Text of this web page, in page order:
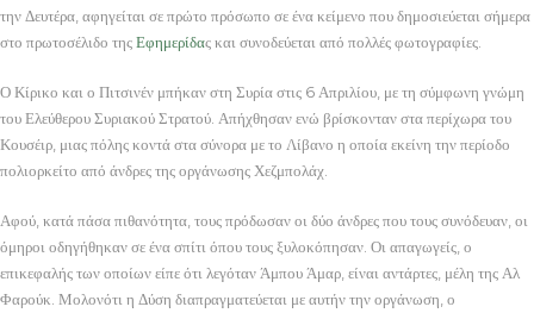
την Δευτέρα, αφηγείται σε πρώτο πρόσωπο σε ένα κείμενο που δημοσιεύεται σήμερα
στο πρωτοσέλιδο τηςΕφημερίδας και συνοδεύεται από πολλές φωτογραφίες.
Ο Κίρικο και ο Πιτσινέν μπήκαν στη Συρία στις 6 Απριλίου, με τη σύμφωνη γνώμη
του Ελεύθερου Συριακού Στρατού. Απήχθησαν ενώ βρίσκονταν στα περίχωρα του
Κουσέιρ, μιας πόλης κοντά στα σύνορα με το Λίβανο η οποία εκείνη την περίοδο
πολιορκείτο από άνδρες της οργάνωσης Χεζμπολάχ.
Αφού, κατά πάσα πιθανότητα, τους πρόδωσαν οι δύο άνδρες που τους συνόδευαν, οι
όμηροι οδηγήθηκαν σε ένα σπίτι όπου τους ξυλοκόπησαν. Οι απαγωγείς, ο
επικεφαλής των οποίων είπε ότι λεγόταν Άμπου Άμαρ, είναι αντάρτες, μέλη της Αλ
Φαρούκ. Μολονότι η Δύση διαπραγματεύεται με αυτήν την οργάνωση, ο